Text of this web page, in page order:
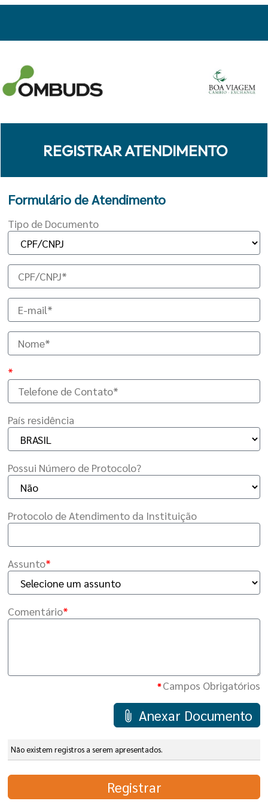
REGISTRAR ATENDIMENTO
Formulário de Atendimento
Tipo de Documento
*
País residência
Possui Número de Protocolo?
Protocolo de Atendimento da Instituição
Assunto*
Comentário*
*Campos Obrigatórios
Anexar Documento
Não existem registros a serem apresentados.